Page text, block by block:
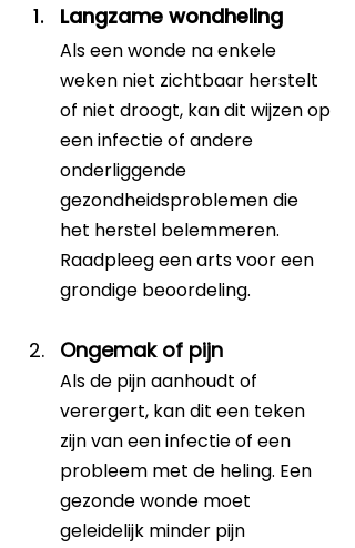
Langzame wondheling
Als een wonde na enkele
weken niet zichtbaar herstelt
of niet droogt, kan dit wijzen op
een infectie of andere
onderliggende
gezondheidsproblemen die
het herstel belemmeren.
Raadpleeg een arts voor een
grondige beoordeling.
Ongemak of pijn
Als de pijn aanhoudt of
verergert, kan dit een teken
zijn van een infectie of een
probleem met de heling. Een
gezonde wonde moet
geleidelijk minder pijn